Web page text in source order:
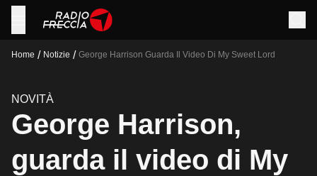
Home / Notizie / George Harrison Guarda Il Video Di My Sweet Lord
NOVITÀ
George Harrison,
guarda il video di My